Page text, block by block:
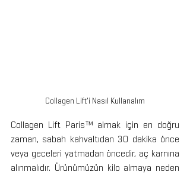
Collagen Lift'i Nasıl Kullanalım
Collagen Lift Paris™ almak için en doğru
zaman, sabah kahvaltıdan 30 dakika önce
veya geceleri yatmadan öncedir, aç karnına
alınmalıdır. Ürünümüzün kilo almaya neden